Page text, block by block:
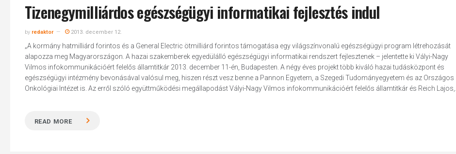
Tizenegymilliárdos egészségügyi informatikai fejlesztés indul
by redaktor 2013. december 12.
„A kormány hatmilliárd forintos és a General Electric ötmilliárd forintos támogatása egy világszínvonalú egészségügyi program létrehozását
alapozza meg Magyarországon. A hazai szakemberek egyedülálló egészségügyi informatikai rendszert fejlesztenek – jelentette ki Vályi-Nagy
Vilmos infokommunikációért felelős államtitkár 2013. december 11-én, Budapesten. A négy éves projekt több kiváló hazai tudásközpont és
egészségügyi intézmény bevonásával valósul meg, hiszen részt vesz benne a Pannon Egyetem, a Szegedi Tudományegyetem és az Országos
Onkológiai Intézet is. Az erről szóló együttműködési megállapodást Vályi-Nagy Vilmos infokommunikációért felelős államtitkár és Reich Lajos,...
READ MORE